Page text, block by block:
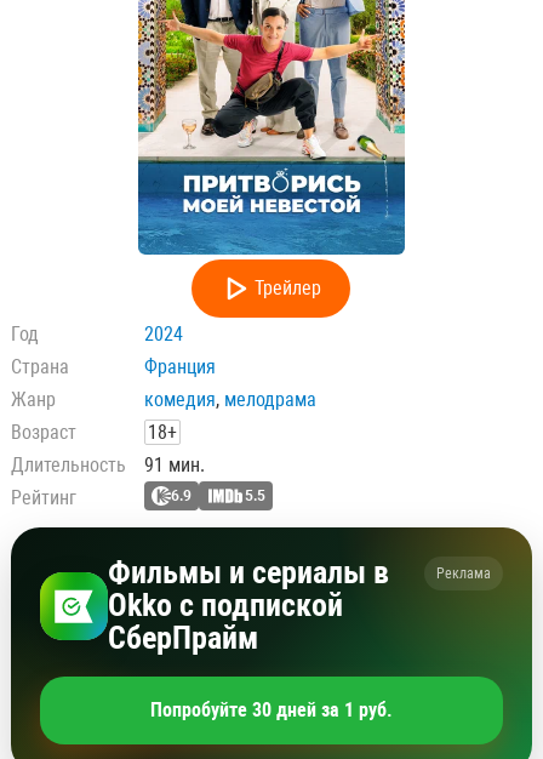
Трейлер
Год
2024
Страна
Франция
Жанр
комедия, мелодрама
Возраст
18+
Длительность
91 мин.
Рейтинг
6.9 5.5
Фильмы и сериалы в
Okko с подпиской
СберПрайм
Реклама
Попробуйте 30 дней за 1 руб.